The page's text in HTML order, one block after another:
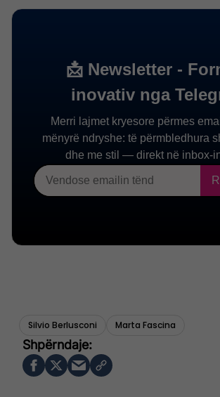
Silvio Berlusconi Marta Fascina